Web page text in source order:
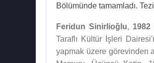
Bölümünde tamamladı.
Feridun Sinirlioğlu, 1982
Taraflı Kültür İşleri
yapmak üzere görevinden